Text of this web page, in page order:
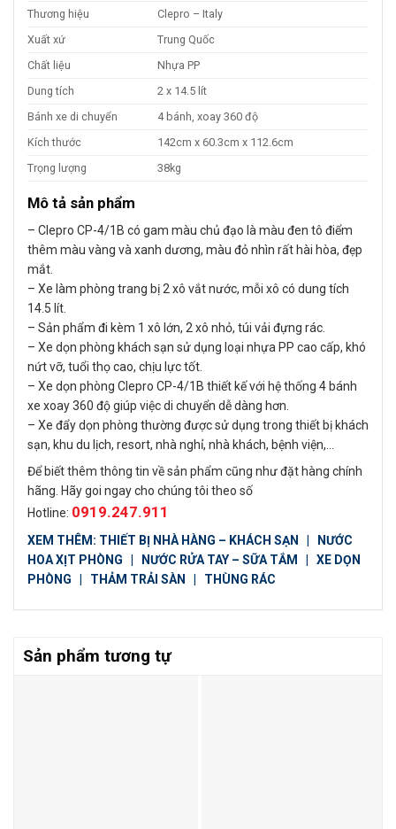
Thương hiệu
Clepro – Italy
Xuất xứ
Trung Quốc
Chất liệu
Nhựa PP
Dung tích
2 x 14.5 lít
Bánh xe di chuyển
4 bánh, xoay 360 độ
Kích thước
142cm x 60.3cm x 112.6cm
Trọng lượng
38kg
Mô tả sản phẩm
– Clepro CP-4/1B có gam màu chủ đạo là màu đen tô điểm
thêm màu vàng và xanh dương, màu đỏ nhìn rất hài hòa, đẹp
mắt.
– Xe làm phòng trang bị 2 xô vắt nước, mỗi xô có dung tích
14.5 lít.
– Sản phẩm đi kèm 1 xô lớn, 2 xô nhỏ, túi vải đựng rác.
– Xe dọn phòng khách sạn sử dụng loại nhựa PP cao cấp, khó
nứt vỡ, tuổi thọ cao, chịu lực tốt.
– Xe dọn phòng Clepro CP-4/1B thiết kế với hệ thống 4 bánh
xe xoay 360 độ giúp việc di chuyển dễ dàng hơn.
– Xe đẩy dọn phòng thường được sử dụng trong thiết bị khách
sạn, khu du lịch, resort, nhà nghỉ, nhà khách, bệnh viện,…
Để biết thêm thông tin về sản phẩm cũng như đặt hàng chính
hãng. Hãy goi ngay cho chúng tôi theo số
Hotline: 0919.247.911
XEM THÊM: THIẾT BỊ NHÀ HÀNG – KHÁCH SẠN | NƯỚC
HOA XỊT PHÒNG | NƯỚC RỬA TAY – SỮA TẮM | XE DỌN
PHÒNG | THẢM TRẢI SÀN | THÙNG RÁC
Sản phẩm tương tự